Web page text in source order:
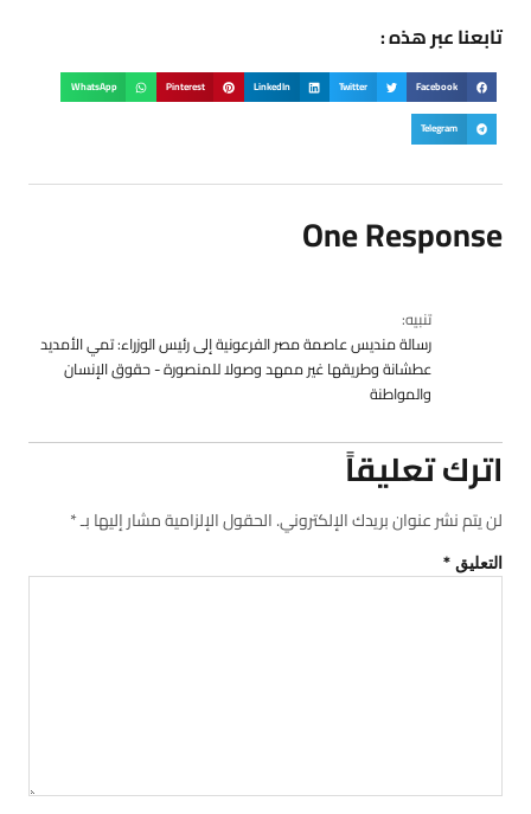
تابعنا عبر هذه :
Facebook
Twitter
LinkedIn
Pinterest
WhatsApp
Telegram
One Response
تنبيه:
رسالة منديس عاصمة مصر الفرعونية إلى رئيس الوزراء: تمي الأمديد
عطشانة وطريقها غير ممهد وصولا للمنصورة - حقوق الإنسان
والمواطنة
اترك تعليقاً
لن يتم نشر عنوان بريدك الإلكتروني.الحقول الإلزامية مشار إليها بـ*
التعليق *